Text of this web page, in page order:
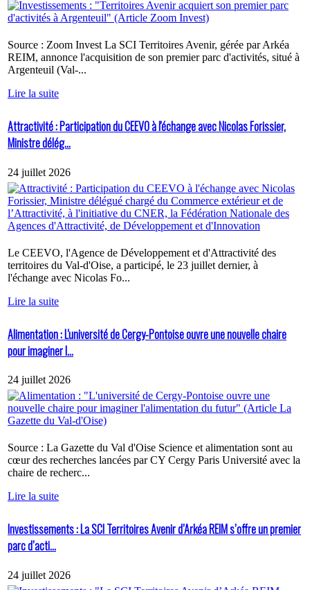
Source : Zoom Invest La SCI Territoires Avenir, gérée par Arkéa
REIM, annonce l'acquisition de son premier parc d'activités, situé à
Argenteuil (Val-...
Lire la suite
Attractivité : Participation du CEEVO à l'échange avec Nicolas Forissier,
Ministre délég...
24 juillet 2026
Le CEEVO, l'Agence de Développement et d'Attractivité des
territoires du Val-d'Oise, a participé, le 23 juillet dernier, à
l'échange avec Nicolas Fo...
Lire la suite
Alimentation : L'université de Cergy-Pontoise ouvre une nouvelle chaire
pour imaginer l...
24 juillet 2026
Source : La Gazette du Val d'Oise Science et alimentation sont au
cœur des recherches lancées par CY Cergy Paris Université avec la
chaire de recherc...
Lire la suite
Investissements : La SCI Territoires Avenir d’Arkéa REIM s’offre un premier
parc d’acti...
24 juillet 2026